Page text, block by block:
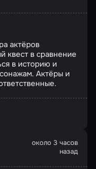
актёров
квест в сравнение
в историю и
Актёры и
около 3 часов
назад